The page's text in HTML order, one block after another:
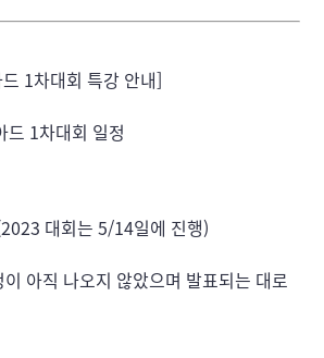
1차대회 특강 안내]
1차대회 일정
대회는 5/14일에 진행)
아직 나오지 않았으며 발표되는 대로